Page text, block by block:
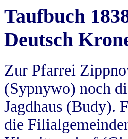
Taufbuch
Deutsch
Zur Pfarrei
(Sypnywo) noch
Jagdhaus (Budy).
die